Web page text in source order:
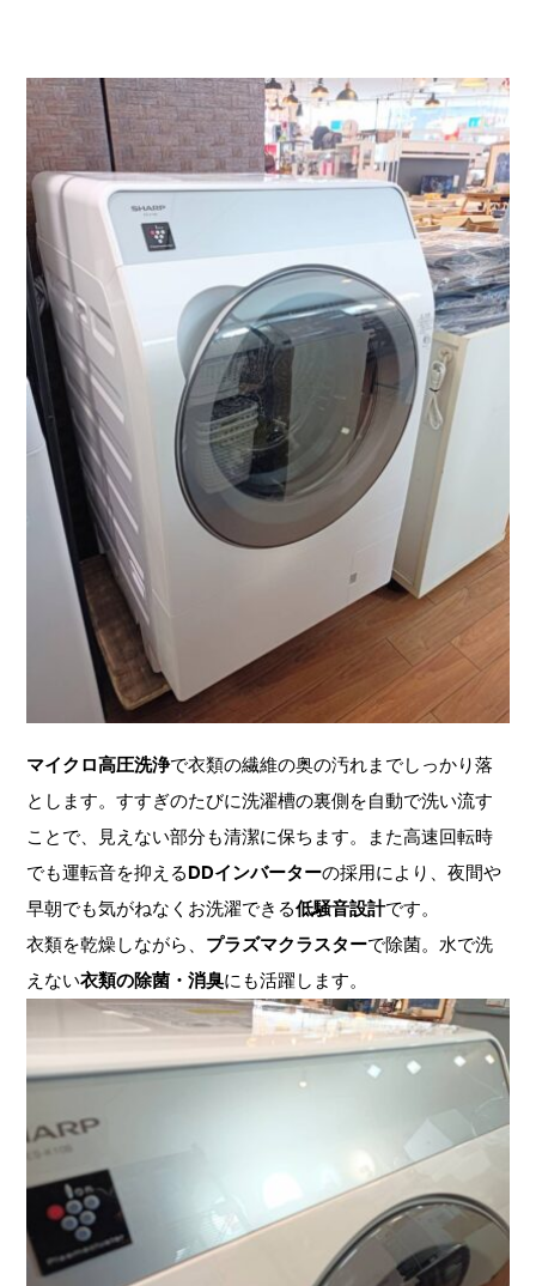
マイクロ高圧洗浄で衣類の繊維の奥の汚れまでしっかり落
とします。すすぎのたびに洗濯槽の裏側を自動で洗い流す
ことで、見えない部分も清潔に保ちます。また高速回転時
でも運転音を抑えるDDインバーターの採用により、夜間や
早朝でも気がねなくお洗濯できる低騒音設計です。
衣類を乾燥しながら、 プラズマクラスターで除菌。水で洗
えない衣類の除菌・消臭にも活躍します。